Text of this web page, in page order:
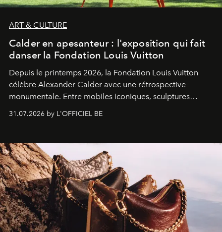
ART & CULTURE
Calder en apesanteur : l'exposition qui fait
danser la Fondation Louis Vuitton
Depuis le printemps 2026, la Fondation Louis Vuitton
célèbre Alexander Calder avec une rétrospective
monumentale. Entre mobiles iconiques, sculptures
monumentales et poésie du mouvement, l'artiste
américain investit les espaces imaginés par Frank Gehry
sculpture.
31.07.2026 by L'OFFICIEL BE